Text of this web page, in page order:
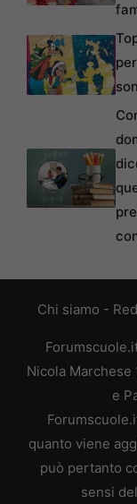
Chi siamo -
Nicola Marchese
e
quanto viene
può pertanto
sensi